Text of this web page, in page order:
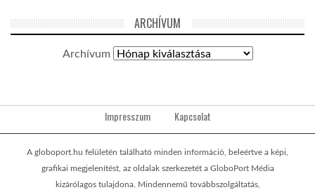
ARCHÍVUM
Archívum
Impresszum Kapcsolat
A globoport.hu felületén található minden információ, beleértve a képi,
grafikai megjelenítést, az oldalak szerkezetét a GloboPort Média
kizárólagos tulajdona. Mindennemű továbbszolgáltatás,